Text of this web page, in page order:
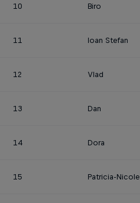
10 Biro
11 Ioan Stefan
12 Vlad
13 Dan
14 Dora
15 Patricia-Nicole